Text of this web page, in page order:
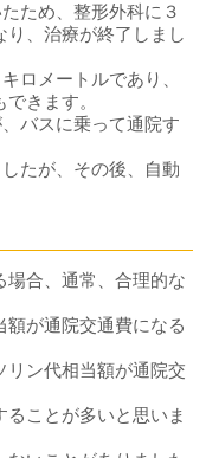
ため、整形外科に３
り、治療が終了しまし
ロメートルであり、
きます。
バスに乗って通院す
たが、その後、自動
場合、通常、合理的な
が通院交通費になる
リン代相当額が通院交
ることが多いと思いま